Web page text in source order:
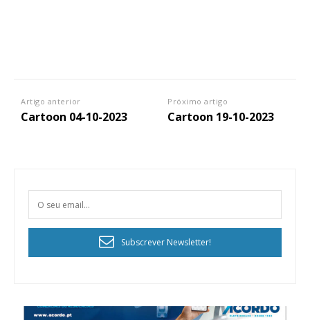
Artigo anterior
Cartoon 04-10-2023
Próximo artigo
Cartoon 19-10-2023
Subscrever Newsletter!